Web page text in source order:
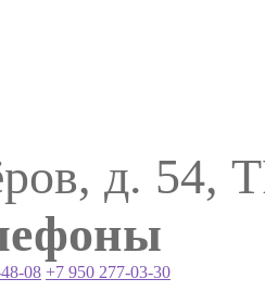
д. 54,
08 +7 950 277-03-30